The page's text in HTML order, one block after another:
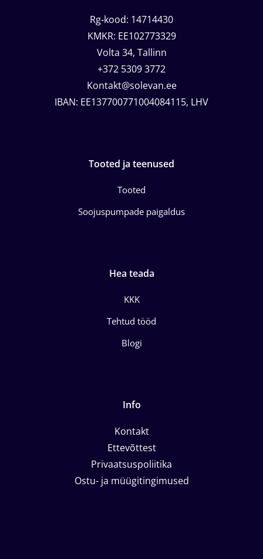
Rg-kood: 14714430
KMKR: EE102773329
Volta 34, Tallinn
+372 5309 3772
Kontakt@solevan.ee
IBAN: EE137700771004084115, LHV
Tooted ja teenused
Tooted
Soojuspumpade paigaldus
Hea teada
KKK
Tehtud tööd
Blogi
Info
Kontakt
Ettevõttest
Privaatsuspoliitika
Ostu- ja müügitingimused